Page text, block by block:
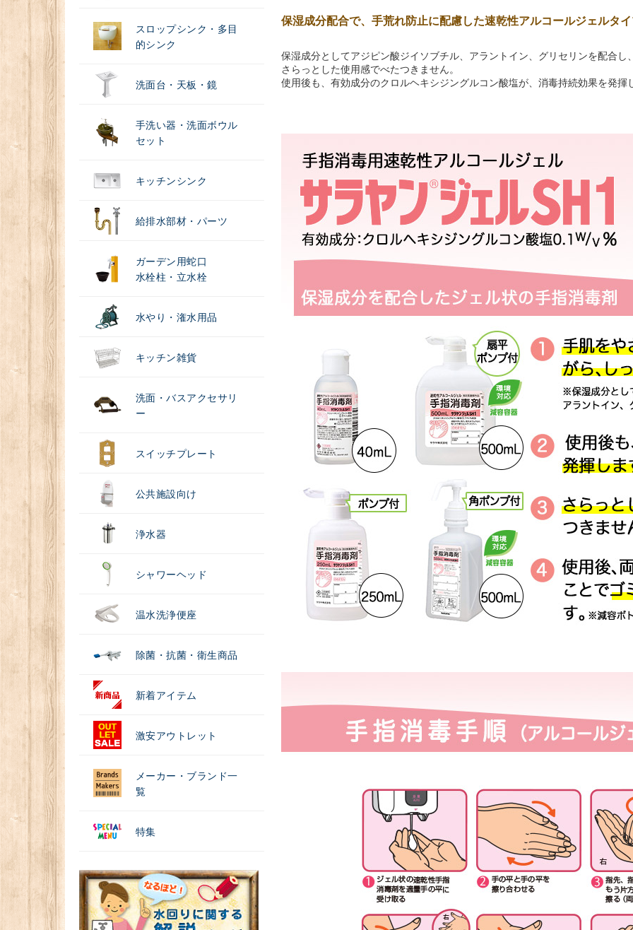
スロップシンク・多目
的シンク
洗面台・天板・鏡
手洗い器・洗面ボウル
セット
キッチンシンク
給排水部材・パーツ
ガーデン用蛇口
水栓柱・立水栓
水やり・潅水用品
キッチン雑貨
洗面・バスアクセサリ
ー
スイッチプレート
公共施設向け
浄水器
シャワーヘッド
温水洗浄便座
除菌・抗菌・衛生商品
新着アイテム
激安アウトレット
メーカー・ブランド一
覧
特集
保湿成分配合で、手荒れ防止に配慮した速乾性アルコールジェルタ
保湿成分としてアジピン酸ジイソブチル、アラントイン、グリセリンを配合
さらっとした使用感でべたつきません。
使用後も、有効成分のクロルヘキシジングルコン酸塩が、消毒持続効果を発揮